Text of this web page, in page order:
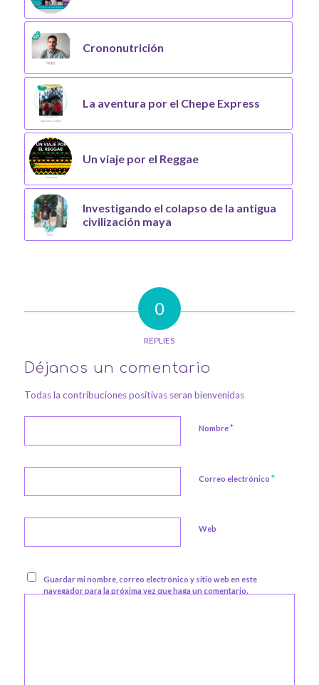
Crononutrición
La aventura por el Chepe Express
Un viaje por el Reggae
Investigando el colapso de la antigua
civilización maya
0
REPLIES
Déjanos un comentario
Todas la contribuciones positivas seran bienvenidas
Nombre*
Correo electrónico *
Web
Guardar mi nombre, correo electrónico y sitio web en este
navegador para la próxima vez que haga un comentario.